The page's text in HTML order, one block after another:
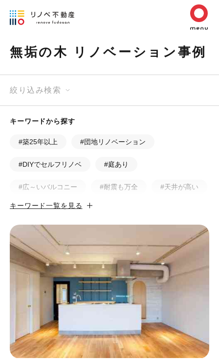
無垢の木 リノベーション事例
絞り込み検索
キーワードから探す
#築25年以上 #団地リノベーション
#DIYでセルフリノベ #庭あり
#広～いバルコニー #耐震も万全 #天井が高い
#カフェ風 #昭和レトロ
#ナチュラル
#アンティーク調
#コンクリート壁 #ガラスブロック #土間あり
#こだわりインテリア #こだわりキッチン
#自転車収納 #あえて古材
#黒板 #無垢の木 #タイル #壁一面本棚
キーワード一覧を見る